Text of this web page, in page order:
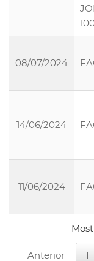
08/07/2024
14/06/2024
11/06/2024
Anterior 1